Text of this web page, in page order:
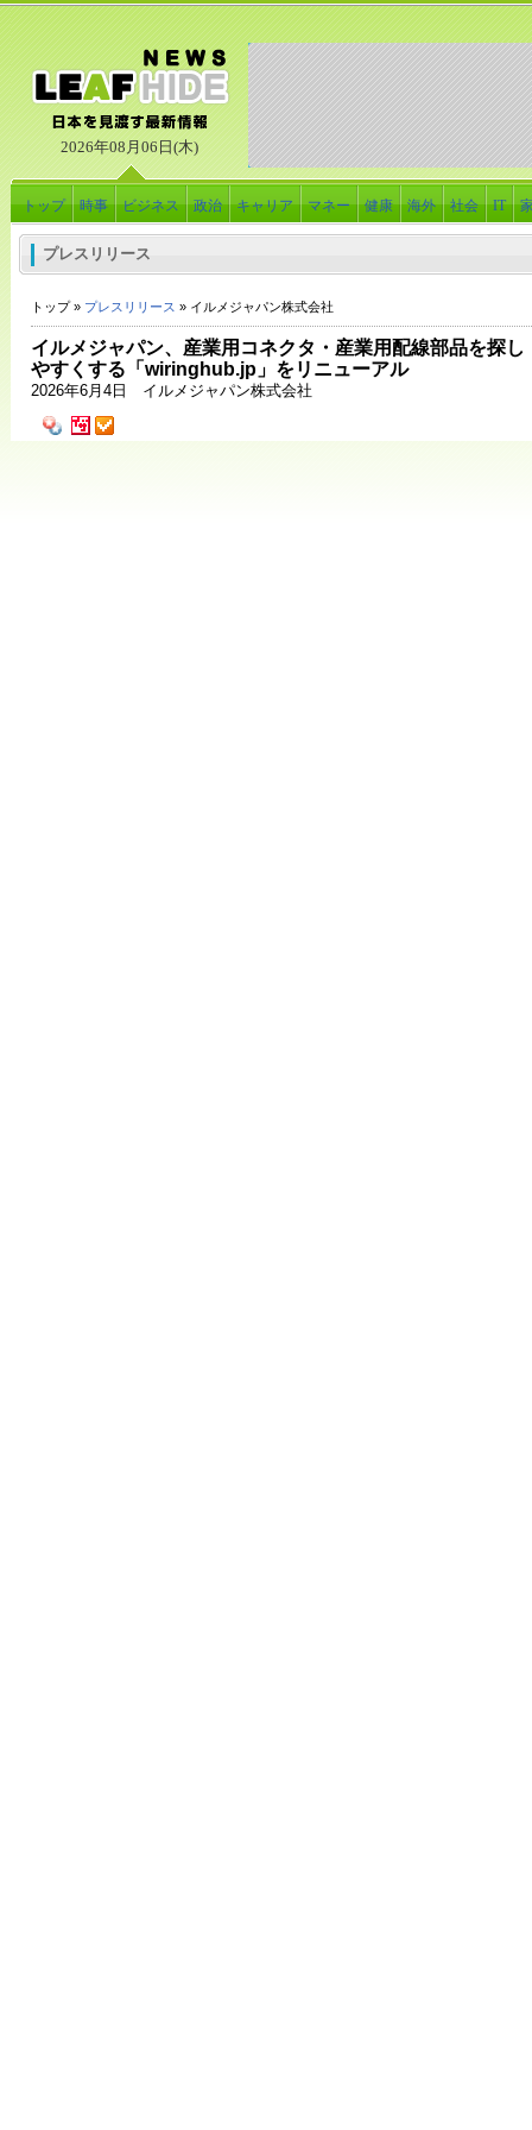
2026年08月06日(木)
トップ 時事 ビジネス 政治 キャリア マネー 健康 海外 社会 IT
プレスリリース
トップ » プレスリリース » イルメジャパン株式会社
イルメジャパン、産業用コネクタ・産業用配線部品を探し
やすくする「wiringhub.jp」をリニューアル
2026年6月4日 イルメジャパン株式会社